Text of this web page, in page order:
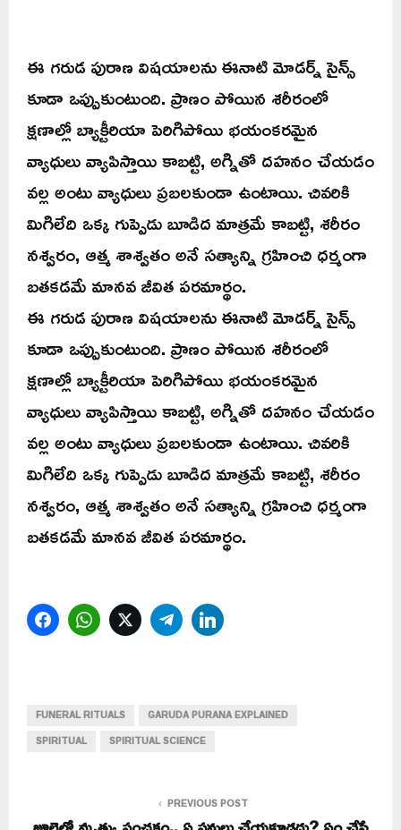
ఈ గరుడ పురాణ విషయాలను ఈనాటి మోడర్న్ సైన్స్
కూడా ఒప్పుకుంటుంది. ప్రాణం పోయిన శరీరంలో
క్షణాల్లో బ్యాక్టీరియా పెరిగిపోయి భయంకరమైన
వ్యాధులు వ్యాపిస్తాయి కాబట్టి, అగ్నితో దహనం చేయడం
వల్ల అంటు వ్యాధులు ప్రబలకుండా ఉంటాయి. చివరికి
మిగిలేది ఒక్క గుప్పెడు బూడిద మాత్రమే కాబట్టి, శరీరం
నశ్వరం, ఆత్మ శాశ్వతం అనే సత్యాన్ని గ్రహించి ధర్మంగా
బతకడమే మానవ జీవిత పరమార్థం.
ఈ గరుడ పురాణ విషయాలను ఈనాటి మోడర్న్ సైన్స్
కూడా ఒప్పుకుంటుంది. ప్రాణం పోయిన శరీరంలో
క్షణాల్లో బ్యాక్టీరియా పెరిగిపోయి భయంకరమైన
వ్యాధులు వ్యాపిస్తాయి కాబట్టి, అగ్నితో దహనం చేయడం
వల్ల అంటు వ్యాధులు ప్రబలకుండా ఉంటాయి. చివరికి
మిగిలేది ఒక్క గుప్పెడు బూడిద మాత్రమే కాబట్టి, శరీరం
నశ్వరం, ఆత్మ శాశ్వతం అనే సత్యాన్ని గ్రహించి ధర్మంగా
బతకడమే మానవ జీవిత పరమార్థం.
FacebookWhatsAppTwitterTelegram
FUNERAL RITUALS
GARUDA PURANA EXPLAINED
SPIRITUAL
SPIRITUAL SCIENCE
PREVIOUS POST